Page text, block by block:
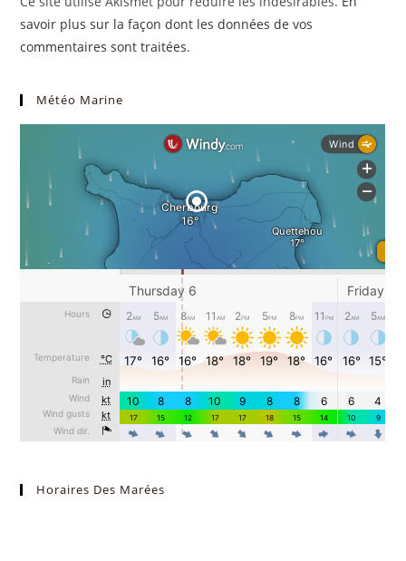
savoir plus sur la façon dont les données de vos
commentaires sont traitées.
Météo Marine
Horaires Des Marées